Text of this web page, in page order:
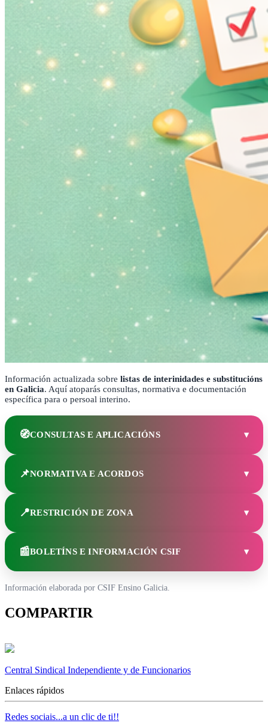
Información actualizada sobre listas de interinidades e substitucións
en Galicia. Aquí atoparás consultas, normativa e documentación
específica para o persoal interino.
🧭CONSULTAS E APLICACIÓNS ▾
📌NORMATIVA E ACORDOS ▾
📍RESTRICIÓN DE ZONA ▾
📰BOLETÍNS E INFORMACIÓN CSIF ▾
Información elaborada por CSIF Ensino Galicia.
COMPARTIR
Central Sindical Independiente y de Funcionarios
Enlaces rápidos
Redes sociais...a un clic de ti!!